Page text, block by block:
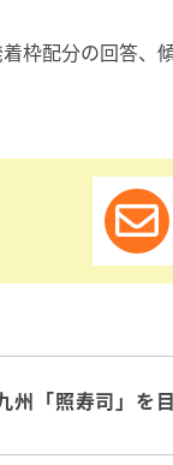
枠配分の回答、
州「照寿司」を